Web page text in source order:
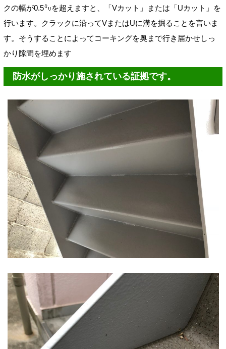
クの幅が0.5㍉を超えますと、「Vカット」または「Uカット」を
行います。クラックに沿ってVまたはUに溝を掘ることを言いま
す。そうすることによってコーキングを奥まで行き届かせしっ
かり隙間を埋めます
防水がしっかり施されている証拠です。